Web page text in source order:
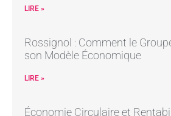
LIRE »
Rossignol : Comment le
son Modèle Économique
LIRE »
Économie Circulaire et